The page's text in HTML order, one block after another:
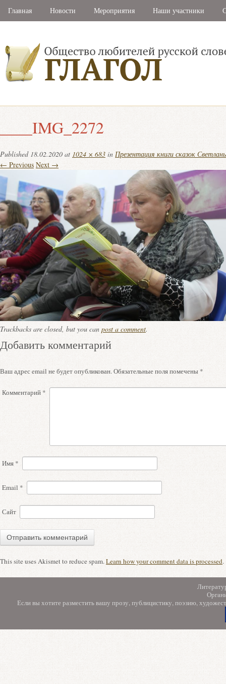
Главная Новости Мероприятия Наши участники
____IMG_2272
Published 18.02.2020 at 1024 × 683 in Презентация книги сказок
← Previous Next →
Trackbacks are closed, but you can post a comment.
Добавить комментарий
Ваш адрес email не будет опубликован.Обязательные поля помечены *
Комментарий *
Имя *
Email *
Сайт
This site uses Akismet to reduce spam.Learn how your comment data is processed.
Если вы хотите разместить вашу прозу, публицистику, поэзию,